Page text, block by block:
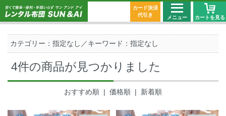
カード決済
代引き
メニュー カートを見る
カテゴリー：指定なし／キーワード：指定なし
4件の商品が見つかりました
おすすめ順 | 価格順 | 新着順